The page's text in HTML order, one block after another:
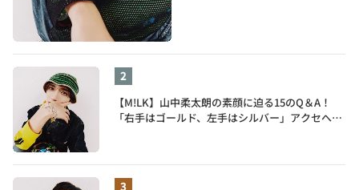
【M!LK】山中柔太朗の素顔に迫る15のQ＆A！
「右手はゴールド、左手はシルバー」アクセへの